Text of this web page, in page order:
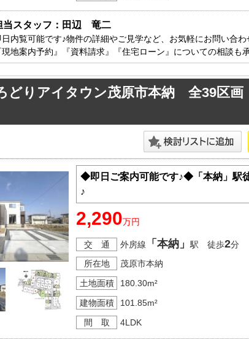
当スタッフ：田辺　竜二
日内覧可能です♪物件の詳細やご見学など、お気軽にお問い合わ
現地案内予約』『資料請求』『住宅ローン』についての相談も
どりアイタウン茂原市本納 全39区画
◆即日ご案内可能です♪◆「本納」駅
♪
2,290万円
交 通 外房線 「本納」駅 徒歩2分
所在地
茂原市本納
土地面積
180.30m²
建物面積
101.85m²
間 取
4LDK